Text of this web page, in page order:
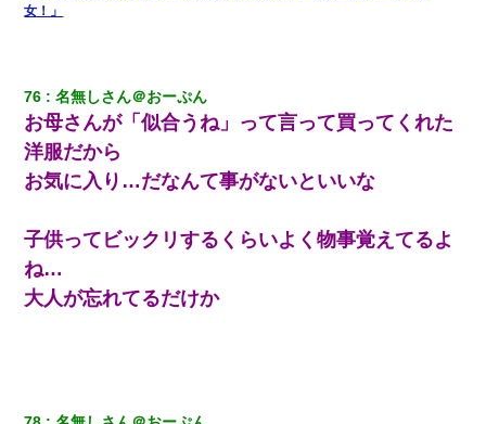
妹が嘘つきな元カレと寄りを戻してしまったという話をしていた
32歳ワイ、34歳の可愛い女と付き合うも現実を知ってしまい無事
死亡・・・
私が遺産を相続。→それを知った義両親が「旅行代金を出せ！」
「リフォーム費用を負担しろ！」「金の管理は私達がする！」と
ワイアラサー主婦、昨晩久しぶりに夫と致した結果ｗｗｗｗｗ
女！」
76 名無しさん＠おーぷん
お母さんが「似合うね」って言って買ってくれた
洋服だから
お気に入り…だなんて事がないといいな
子供ってビックリするくらいよく物事覚えてるよ
ね…
大人が忘れてるだけか